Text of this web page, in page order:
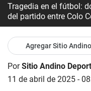
Tragedia en el fútbol:
del partido entre Colo
Agregar Sitio
PorSitio Andino
11 de abril de 2025 -